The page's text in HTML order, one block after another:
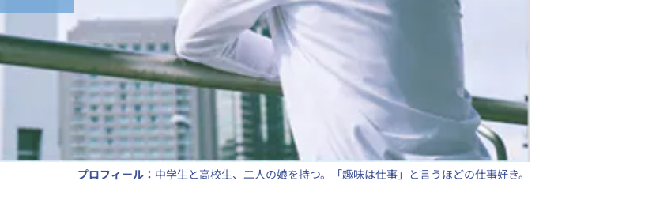
プロフィール： 中学生と高校生、二人の娘を持つ。「趣味は仕事」と言うほどの仕事好き。